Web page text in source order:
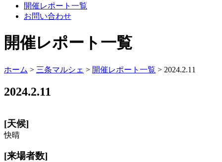
開催レポート一覧
お問い合わせ
開催レポート一覧
ホーム > 三条マルシェ > 開催レポート一覧 > 2024.2.11
2024.2.11
[天候]
快晴
[来場者数]